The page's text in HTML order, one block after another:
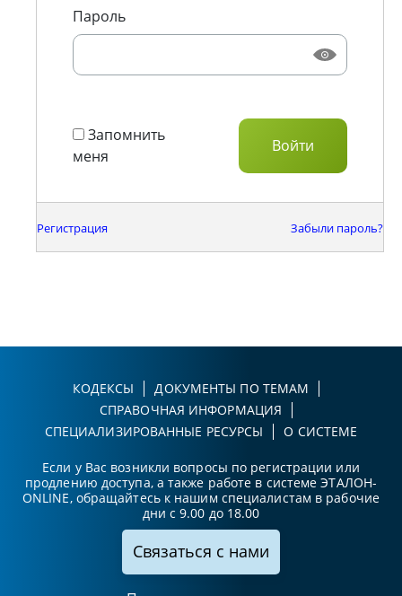
Пароль
Запомнить
меня
Регистрация Забыли пароль?
КОДЕКСЫ
ДОКУМЕНТЫ ПО ТЕМАМ
СПРАВОЧНАЯ ИНФОРМАЦИЯ
СПЕЦИАЛИЗИРОВАННЫЕ РЕСУРСЫ
О СИСТЕМЕ
Если у Вас возникли вопросы по регистрации или
продлению доступа, а также работе в системе ЭТАЛОН-
ONLINE, обращайтесь к нашим специалистам в рабочие
дни с 9.00 до 18.00
Связаться с нами